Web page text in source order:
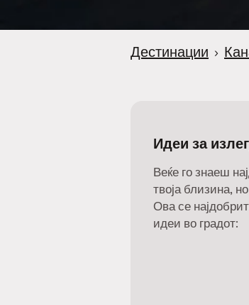
Дестинации ›
Идеи за
Веќе го знаеш
твоја близина,
Ова се
идеи во градот: